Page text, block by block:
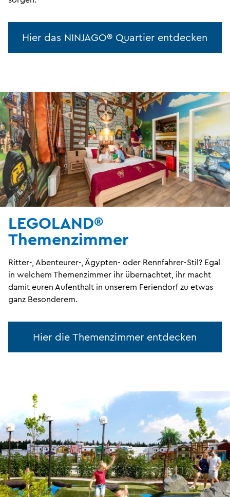
Hier das NINJAGO® Quartier entdecken
LEGOLAND®
Themenzimmer
Ritter-, Abenteurer-, Ägypten- oder Rennfahrer-Stil? Egal
in welchem Themenzimmer ihr übernachtet, ihr macht
damit euren Aufenthalt in unserem Feriendorf zu etwas
ganz Besonderem.
Hier die Themenzimmer entdecken